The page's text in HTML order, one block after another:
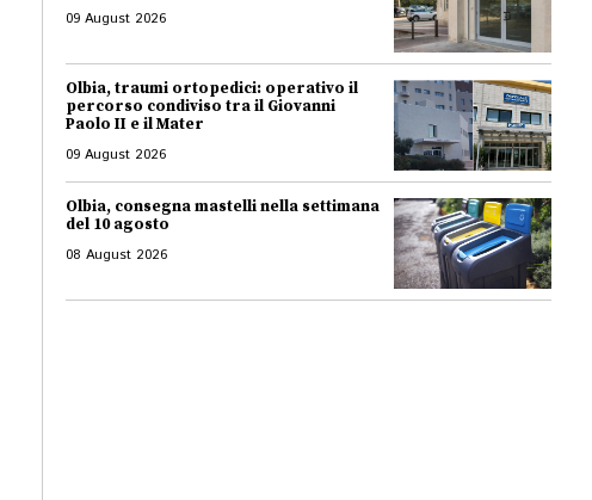
09 August 2026
Olbia, traumi ortopedici: operativo il
percorso condiviso tra il Giovanni
Paolo II e il Mater
09 August 2026
Olbia, consegna mastelli nella settimana
del 10 agosto
08 August 2026